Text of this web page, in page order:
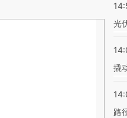
光
撬
路